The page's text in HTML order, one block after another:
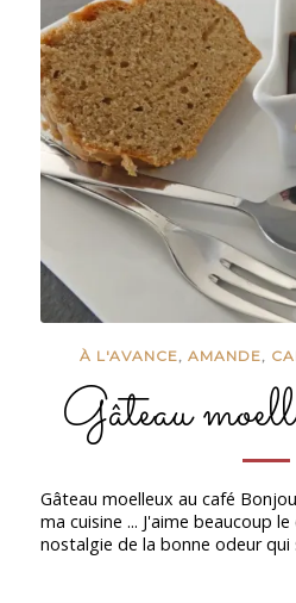
À L'AVANCE,AMANDE,
Gâteau
Gâteau moelleux au café
ma cuisine ... J'aime beaucoup
nostalgie de la bonne odeur